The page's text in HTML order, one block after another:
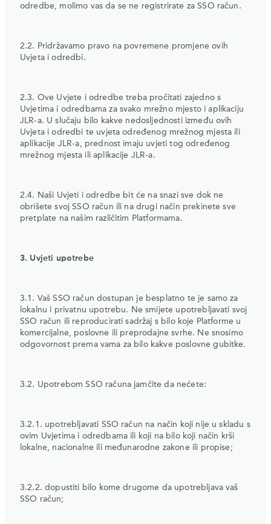
odredbe, molimo vas da se ne registrirate za SSO račun.
2.2. Pridržavamo pravo na povremene promjene ovih
Uvjeta i odredbi.
2.3. Ove Uvjete i odredbe treba pročitati zajedno s
Uvjetima i odredbama za svako mrežno mjesto i aplikaciju
JLR-a. U slučaju bilo kakve nedosljednosti između ovih
Uvjeta i odredbi te uvjeta određenog mrežnog mjesta ili
aplikacije JLR-a, prednost imaju uvjeti tog određenog
mrežnog mjesta ili aplikacije JLR-a.
2.4. Naši Uvjeti i odredbe bit će na snazi sve dok ne
obrišete svoj SSO račun ili na drugi način prekinete sve
pretplate na našim različitim Platformama.
3. Uvjeti upotrebe
3.1. Vaš SSO račun dostupan je besplatno te je samo za
lokalnu i privatnu upotrebu. Ne smijete upotrebljavati svoj
SSO račun ili reproducirati sadržaj s bilo koje Platforme u
komercijalne, poslovne ili preprodajne svrhe. Ne snosimo
odgovornost prema vama za bilo kakve poslovne gubitke.
3.2. Upotrebom SSO računa jamčite da nećete:
3.2.1. upotrebljavati SSO račun na način koji nije u skladu s
ovim Uvjetima i odredbama ili koji na bilo koji način krši
lokalne, nacionalne ili međunarodne zakone ili propise;
3.2.2. dopustiti bilo kome drugome da upotrebljava vaš
SSO račun;